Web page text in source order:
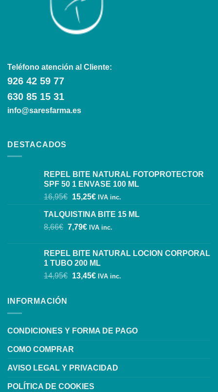
Teléfono atención al Cliente:
926 42 59 77
630 85 15 31
info@saresfarma.es
DESTACADOS
REPEL BITE NATURAL FOTOPROTECTOR
SPF 50 1 ENVASE 100 ML
16,95€ 15,25€ IVA inc.
TALQUISTINA BITE 15 ML
8,66€ 7,79€ IVA inc.
REPEL BITE NATURAL LOCION CORPORAL
1 TUBO 200 ML
14,95€ 13,45€ IVA inc.
INFORMACIÓN
CONDICIONES Y FORMA DE PAGO
COMO COMPRAR
AVISO LEGAL Y PRIVACIDAD
POLÍTICA DE COOKIES